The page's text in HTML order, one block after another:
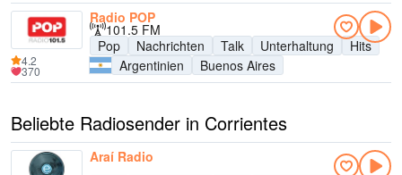
Radio POP
101.5 FM
Pop
Nachrichten Talk Unterhaltung
Hits
Argentinien
Buenos Aires
4.2
370
Beliebte Radiosender in Corrientes
Araí Radio